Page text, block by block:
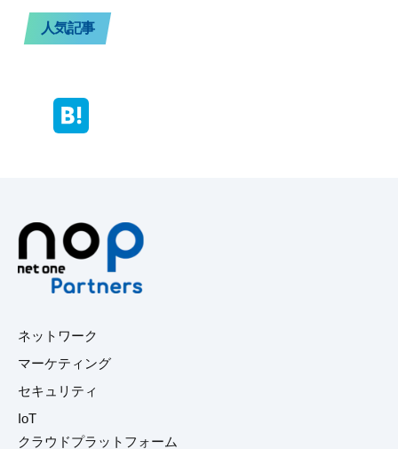
人気記事
ネットワーク
マーケティング
セキュリティ
IoT
クラウドプラットフォーム